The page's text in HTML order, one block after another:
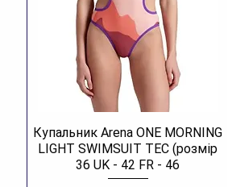
Купальник Arena ONE MORNING
LIGHT SWIMSUIT TEC (розмір
36 UK - 42 FR - 46